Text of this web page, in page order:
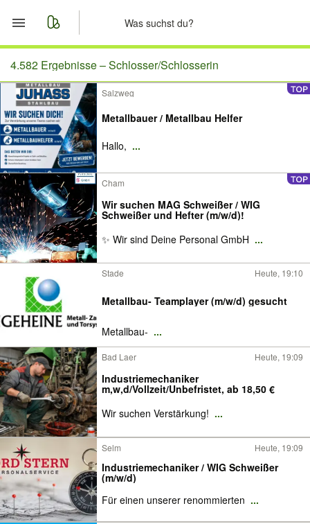
Start
Merkliste
Nachrichten
Anzeige aufgeben
4.582 Ergebnisse –Schlosser/Schlosserin
Salzweg
Metallbauer / Metallbau Helfer
Hallo, ...
Cham
Wir suchen MAG Schweißer / WIG
Schweißer und Hefter (m/w/d)!
✨ Wir sind Deine Personal GmbH ...
Stade Heute, 19:10
Metallbau- Teamplayer (m/w/d) gesucht
Metallbau- ...
Bad Laer Heute, 19:09
Industriemechaniker
m,w,d/Vollzeit/Unbefristet, ab 18,50 €
Wir suchen Verstärkung! ...
Selm Heute, 19:09
Industriemechaniker / WIG Schweißer
(m/w/d)
Für einen unserer renommierten ...